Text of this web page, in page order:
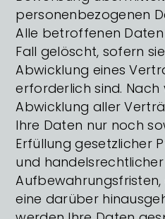
personenbezogenen
Alle betroffenen
Fall gelöscht, sofern
Abwicklung eines
erforderlich sind.
Abwicklung aller
Ihre Daten nur noch
Erfüllung gesetzlicher
und handelsrechtlicher
eine darüber